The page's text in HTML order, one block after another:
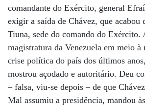
comandante do Exército, general
exigir a saída de Chávez, que acabou
Tiuna, sede do comando do Exército.
magistratura da Venezuela em meio à
crise política do país dos últimos
mostrou açodado e autoritário. Deu
– falsa, viu-se depois – de que
Mal assumiu a presidência, mandou